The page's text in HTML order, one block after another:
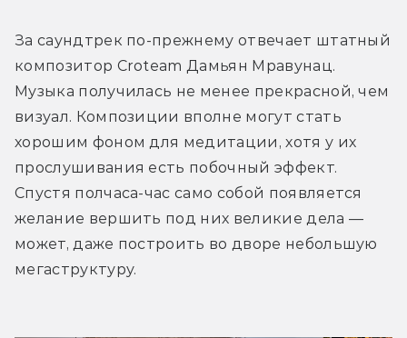
За саундтрек по-прежнему отвечает штатный
композитор Croteam Дамьян Мравунац.
Музыка получилась не менее прекрасной, чем
визуал. Композиции вполне могут стать
хорошим фоном для медитации, хотя у их
прослушивания есть побочный эффект.
Спустя полчаса-час само собой появляется
желание вершить под них великие дела —
может, даже построить во дворе небольшую
мегаструктуру.